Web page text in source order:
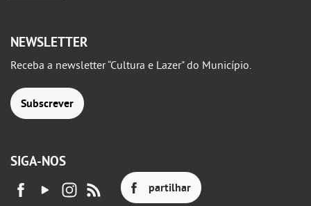
NEWSLETTER
Receba a newsletter “Cultura e Lazer" do Município.
Subscrever
SIGA-NOS
partilhar